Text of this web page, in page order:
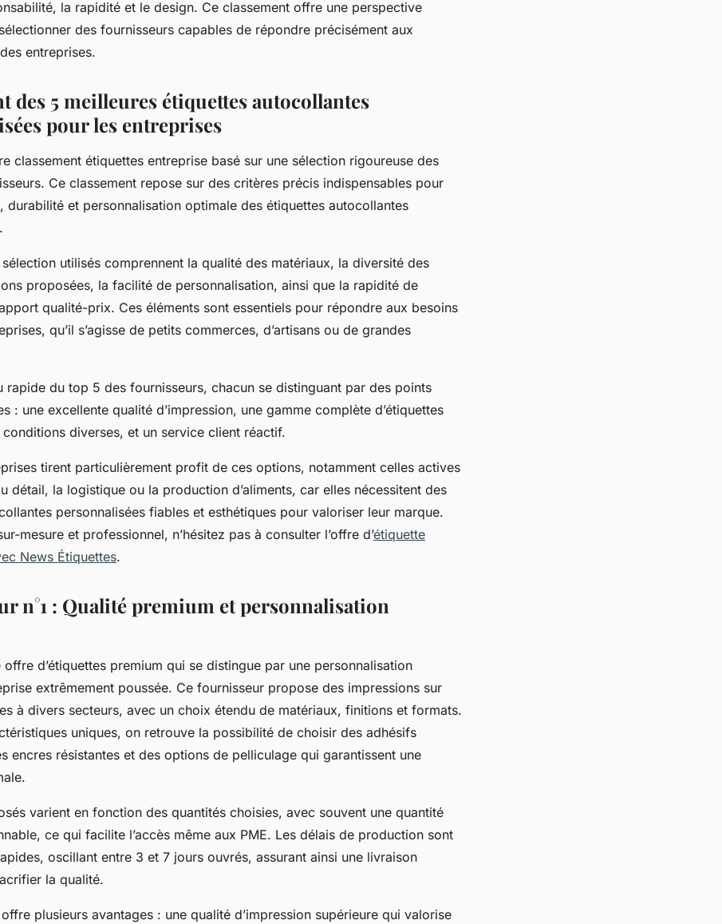
la rapidité et le design. Ce classement offre une perspective
des fournisseurs capables de répondre précisément aux
entreprises.
des 5 meilleures étiquettes autocollantes
pour les entreprises
classement étiquettes entreprise basé sur une sélection rigoureuse des
Ce classement repose sur des critères précis indispensables pour
durabilité et personnalisation optimale des étiquettes autocollantes
utilisés comprennent la qualité des matériaux, la diversité des
proposées, la facilité de personnalisation, ainsi que la rapidité de
qualité-prix. Ces éléments sont essentiels pour répondre aux besoins
qu’il s’agisse de petits commerces, d’artisans ou de grandes
rapide du top 5 des fournisseurs, chacun se distinguant par des points
: une excellente qualité d’impression, une gamme complète d’étiquettes
conditions diverses, et un service client réactif.
tirent particulièrement profit de ces options, notamment celles actives
détail, la logistique ou la production d’aliments, car elles nécessitent des
personnalisées fiables et esthétiques pour valoriser leur marque.
mesure et professionnel, n’hésitez pas à consulter l’offre d’étiquette
News Étiquettes.
n°1 : Qualité premium et personnalisation
d’étiquettes premium qui se distingue par une personnalisation
extrêmement poussée. Ce fournisseur propose des impressions sur
à divers secteurs, avec un choix étendu de matériaux, finitions et formats.
uniques, on retrouve la possibilité de choisir des adhésifs
encres résistantes et des options de pelliculage qui garantissent une
varient en fonction des quantités choisies, avec souvent une quantité
ce qui facilite l’accès même aux PME. Les délais de production sont
oscillant entre 3 et 7 jours ouvrés, assurant ainsi une livraison
la qualité.
plusieurs avantages : une qualité d’impression supérieure qui valorise